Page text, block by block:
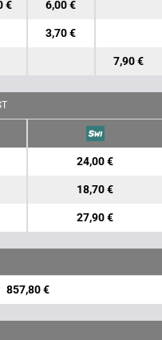
€ 6,00 €
3,70 €
7,90 €
24,00 €
18,70 €
27,90 €
857,80 €